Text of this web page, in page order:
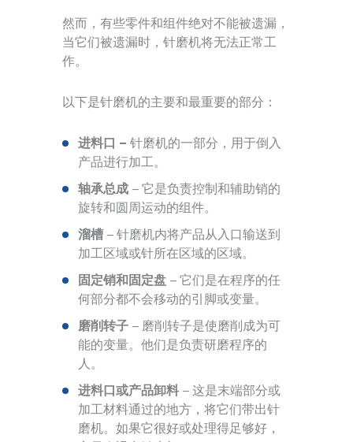
然而，有些零件和组件绝对不能被遗漏，
当它们被遗漏时，针磨机将无法正常工
作。
以下是针磨机的主要和最重要的部分：
进料口 – 针磨机的一部分，用于倒入
产品进行加工。
轴承总成 – 它是负责控制和辅助销的
旋转和圆周运动的组件。
溜槽 – 针磨机内将产品从入口输送到
加工区域或针所在区域的区域。
固定销和固定盘 – 它们是在程序的任
何部分都不会移动的引脚或变量。
磨削转子 – 磨削转子是使磨削成为可
能的变量。他们是负责研磨程序的
人。
进料口或产品卸料 – 这是末端部分或
加工材料通过的地方，将它们带出针
磨机。如果它很好或处理得足够好，